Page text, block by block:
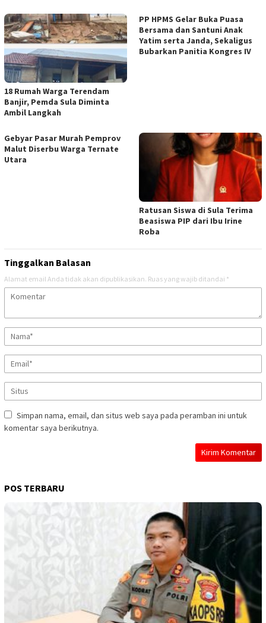
18 Rumah Warga Terendam
Banjir, Pemda Sula Diminta
Ambil Langkah
PP HPMS Gelar Buka Puasa
Bersama dan Santuni Anak
Yatim serta Janda, Sekaligus
Bubarkan Panitia Kongres IV
Gebyar Pasar Murah Pemprov
Malut Diserbu Warga Ternate
Utara
Ratusan Siswa di Sula Terima
Beasiswa PIP dari Ibu Irine
Roba
Tinggalkan Balasan
Alamat email Anda tidak akan dipublikasikan. Ruas yang wajib ditandai *
Simpan nama, email, dan situs web saya pada peramban ini untuk
komentar saya berikutnya.
POS TERBARU